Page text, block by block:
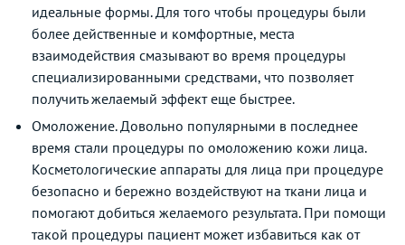
идеальные формы. Для того чтобы процедуры были
более действенные и комфортные, места
взаимодействия смазывают во время процедуры
специализированными средствами, что позволяет
получить желаемый эффект еще быстрее.
Омоложение. Довольно популярными в последнее
время стали процедуры по омоложению кожи лица.
Косметологические аппараты для лица при процедуре
безопасно и бережно воздействуют на ткани лица и
помогают добиться желаемого результата. При помощи
такой процедуры пациент может избавиться как от